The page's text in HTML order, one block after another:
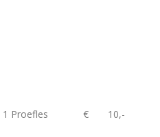
1 Proefles € 10,-